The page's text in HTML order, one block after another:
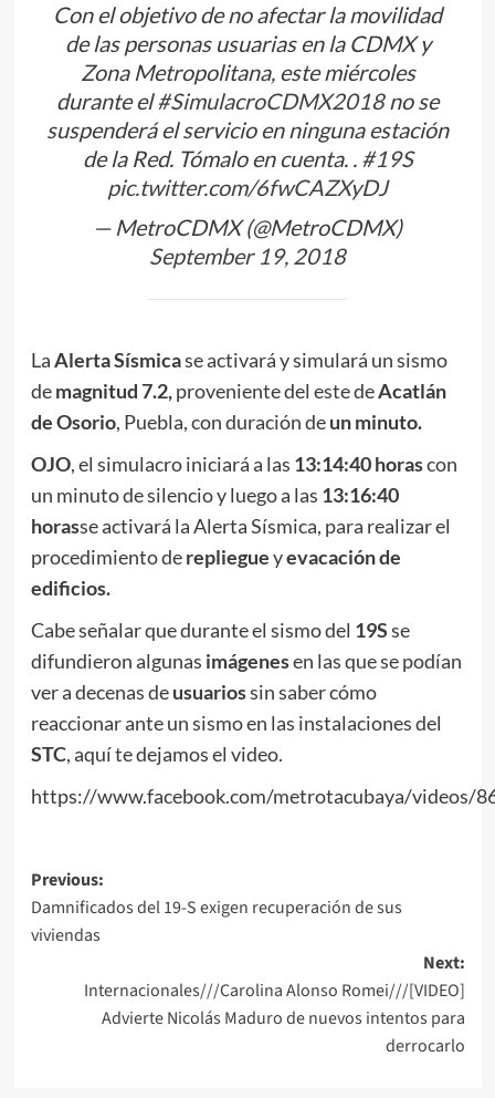
Con el objetivo de no afectar la movilidad
de las personas usuarias en la CDMX y
Zona Metropolitana, este miércoles
durante el#SimulacroCDMX2018no se
suspenderá el servicio en ninguna estación
de la Red. Tómalo en cuenta. . #19S
pic.twitter.com/6fwCAZXyDJ
— MetroCDMX (@MetroCDMX)
September 19, 2018
LaAlerta Sísmicase activará y simulará un sismo
demagnitud 7.2,proveniente del este deAcatlán
de Osorio, Puebla, con duración deun minuto.
OJO, el simulacro iniciará a las 13:14:40 horascon
un minuto de silencio y luego a las 13:16:40
horasse activará la Alerta Sísmica, para realizar el
procedimiento derepliegueyevacación de
edificios.
Cabe señalar que durante el sismo del 19Sse
difundieron algunas imágenesen las que se podían
ver a decenas deusuariossin saber cómo
reaccionar ante un sismo en las instalaciones del
STC, aquí te dejamos el video.
https://www.facebook.com/metrotacubaya/videos/
Post
navigation
Previous:
Damnificados del 19-S exigen recuperación de sus
viviendas
Next:
Internacionales///Carolina Alonso Romei///[VIDEO]
Advierte Nicolás Maduro de nuevos intentos para
derrocarlo